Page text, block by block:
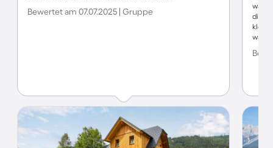
Bewertet am 07.07.2025 | Gruppe
was
die
was